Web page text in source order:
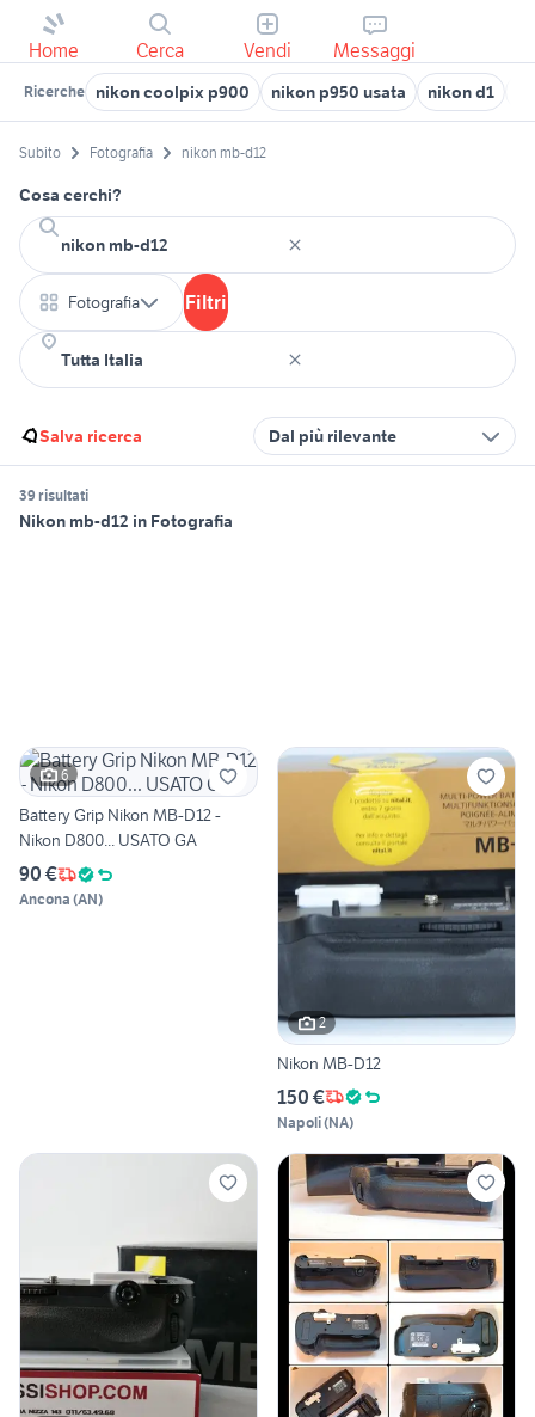
Home Cerca Vendi Messaggi
Ricerche nikon coolpix p900 nikon p950 usata nikon d1
Subito Fotografia nikon mb-d12
Cosa cerchi?
Fotografia Filtri
Salva ricerca Dal più rilevante
39 risultati
Nikon mb-d12 in Fotografia
6
Battery Grip Nikon MB-D12 -
Nikon D800... USATO GA
90 €
Ancona (AN)
2
Nikon MB-D12
150 €
Napoli(NA)